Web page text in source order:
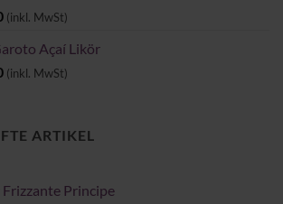
(inkl. MwSt)
Açaí Likör
(inkl. MwSt)
ARTIKEL
Frizzante Principe